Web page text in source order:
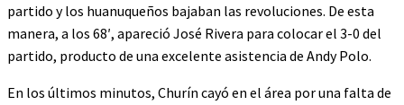
partido y los huanuqueños bajaban las revoluciones. De esta
manera, a los 68′, apareció José Rivera para colocar el 3-0 del
partido, producto de una excelente asistencia de Andy Polo.
En los últimos minutos, Churín cayó en el área por una falta de